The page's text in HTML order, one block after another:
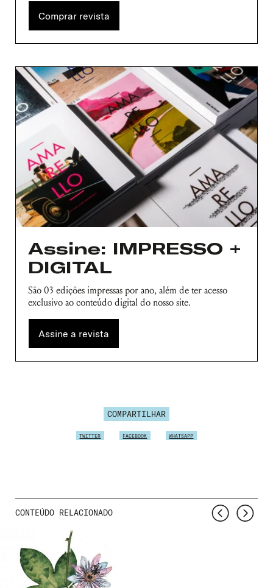
Comprar revista
Assine: IMPRESSO +
DIGITAL
São 03 edições impressas por ano, além de ter acesso
exclusivo ao conteúdo digital do nosso site.
Assine a revista
COMPARTILHAR
TWITTER FACEBOOK WHATSAPP
CONTEÚDO RELACIONADO